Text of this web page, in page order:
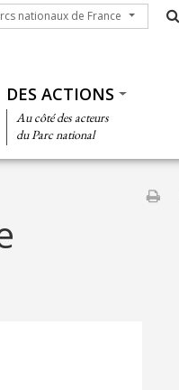
nationaux de France
nationaux de France
DES ACTIONS
Au côté des acteurs
du Parc national